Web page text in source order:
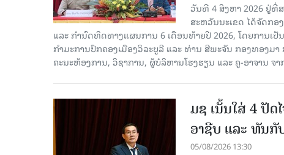
ວັນທີ 4 ສິງຫາ 2026 ຢູ່ທີ່
ສະຫວັນນະເຂດ ໄດ້ຈັດກອ
ແລະ ກຳນົດທິດທາງແຜນການ 6 ເດືອນທ້າຍປີ 2026, ໂດຍການເ
ກຳມະການປົກຄອງເມືອງວິລະບູລີ ແລະ ທ່ານ ສີພະຈັນ ກອງທອງ
ຄະນະຫ້ອງການ, ວິຊາການ, ຜູ້ບໍລິຫານໂຮງຮຽນ ແລະ ຄູ-ອາຈານ
ມຊ ເນັ້ນໃສ່ 4 ປັ
ອາຊີບ ແລະ ທັນ
05/08/2026 13:30